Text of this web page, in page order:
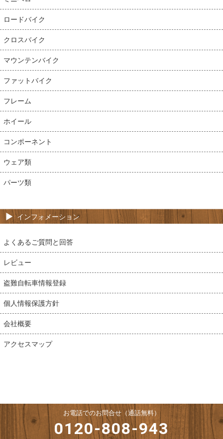
ロードバイク
クロスバイク
マウンテンバイク
ファットバイク
フレーム
ホイール
コンポーネント
ウェア類
パーツ類
インフォメーション
よくあるご質問と回答
レビュー
盗難自転車情報登録
個人情報保護方針
会社概要
アクセスマップ
お電話でのお問合せ（通話無料）
0120-808-943